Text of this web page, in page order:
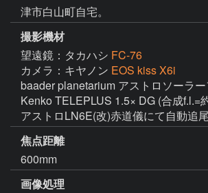
津市白山町自宅。
撮影機材
望遠鏡：タカハシ FC-76
カメラ：キヤノン EOS kiss X6i
baader planetarium アストロソーラ
Kenko TELEPLUS 1.5× DG (合成f.l.=
アストロLN6E(改)赤道儀にて自動追尾
焦点距離
600mm
画像処理